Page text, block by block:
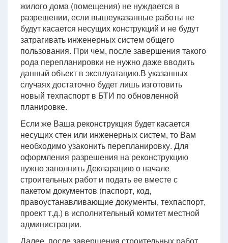
жилого дома (помещения) не нуждается в
разрешении, если вышеуказанные работы не
будут касается несущих конструкций и не будут
затрагивать инженерных систем общего
пользования. При чем, после завершения такого
рода перепланировки не нужно даже вводить
данный объект в эксплуатацию.В указанных
случаях достаточно будет лишь изготовить
новый техпаспорт в БТИ по обновленной
планировке.
Если же Ваша реконструкция будет касается
несущих стен или инженерных систем, то Вам
необходимо узаконить перепланировку. Для
оформления разрешения на реконструкцию
нужно заполнить Декларацию о начале
строительных работ и подать ее вместе с
пакетом документов (паспорт, код,
правоустанавливающие документы, техпаспорт,
проект т.д.) в исполнительный комитет местной
администрации.